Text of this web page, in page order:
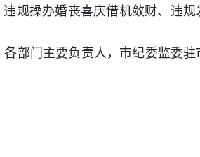
规操办婚丧喜庆借机敛财、违规
部门主要负责人，市纪委监委驻